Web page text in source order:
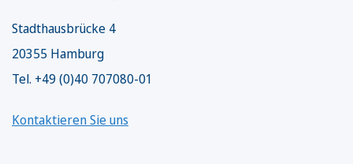
Stadthausbrücke 4
20355 Hamburg
Tel. +49 (0)40 707080-01
Kontaktieren Sie uns